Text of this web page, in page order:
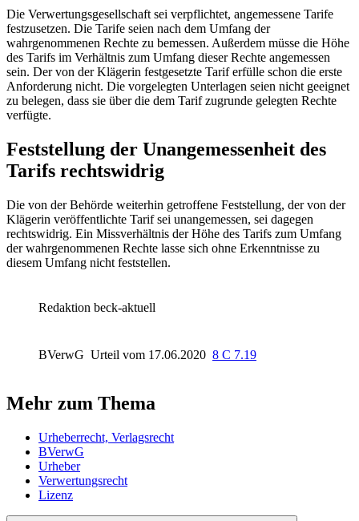
Die Verwertungsgesellschaft sei verpflichtet, angemessene Tarife
festzusetzen. Die Tarife seien nach dem Umfang der
wahrgenommenen Rechte zu bemessen. Außerdem müsse die Höhe
des Tarifs im Verhältnis zum Umfang dieser Rechte angemessen
sein. Der von der Klägerin festgesetzte Tarif erfülle schon die erste
Anforderung nicht. Die vorgelegten Unterlagen seien nicht geeignet
zu belegen, dass sie über die dem Tarif zugrunde gelegten Rechte
verfügte.
Feststellung der Unangemessenheit des
Tarifs rechtswidrig
Die von der Behörde weiterhin getroffene Feststellung, der von der
Klägerin veröffentlichte Tarif sei unangemessen, sei dagegen
rechtswidrig. Ein Missverhältnis der Höhe des Tarifs zum Umfang
der wahrgenommenen Rechte lasse sich ohne Erkenntnisse zu
diesem Umfang nicht feststellen.
Redaktion beck-aktuell
BVerwG Urteil vom 17.06.2020 8 C 7.19
Mehr zum Thema
Urheberrecht, Verlagsrecht
BVerwG
Urheber
Verwertungsrecht
Lizenz